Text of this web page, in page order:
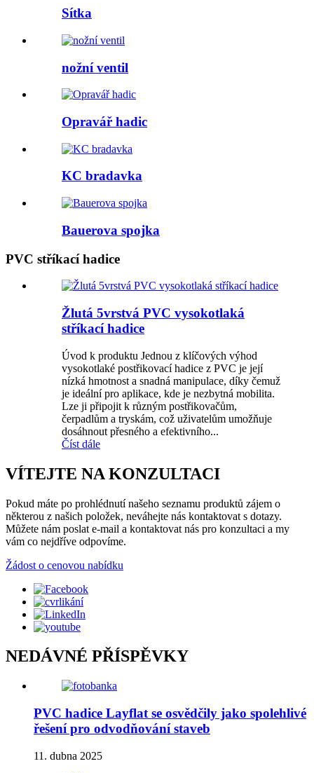
Sítka
nožní ventil
Opravář hadic
KC bradavka
Bauerova spojka
PVC stříkací hadice
Žlutá 5vrstvá PVC vysokotlaká
stříkací hadice
Úvod k produktu Jednou z klíčových výhod
vysokotlaké postřikovací hadice z PVC je její
nízká hmotnost a snadná manipulace, díky čemuž
je ideální pro aplikace, kde je nezbytná mobilita.
Lze ji připojit k různým postřikovačům,
čerpadlům a tryskám, což uživatelům umožňuje
dosáhnout přesného a efektivního...
Číst dále
VÍTEJTE NA KONZULTACI
Pokud máte po prohlédnutí našeho seznamu produktů zájem o
některou z našich položek, neváhejte nás kontaktovat s dotazy.
Můžete nám poslat e-mail a kontaktovat nás pro konzultaci a my
vám co nejdříve odpovíme.
Žádost o cenovou nabídku
NEDÁVNÉ PŘÍSPĚVKY
PVC hadice Layflat se osvědčily jako spolehlivé
řešení pro odvodňování staveb
11. dubna 2025